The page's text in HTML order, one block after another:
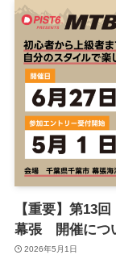
【重要】第13
幕張 開催につ
2026年5月1日